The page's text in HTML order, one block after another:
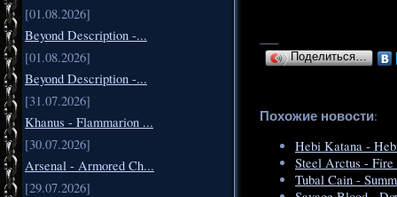
[01.08.2026]
Beyond Description -...
[01.08.2026]
Beyond Description -...
[31.07.2026]
Khanus - Flammarion ...
[30.07.2026]
Arsenal - Armored Ch...
[29.07.2026]
Поделиться…
Похожие новости:
Hebi Katana -
Steel Arctus - Fire
Tubal Cain -